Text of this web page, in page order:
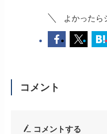
よかったら
コメント
コメントする